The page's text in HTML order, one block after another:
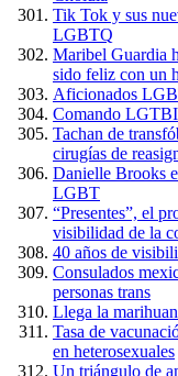
Tik Tok y sus
LGBTQ
Maribel Guardia
sido feliz con un
Aficionados
Comando
Tachan de
cirugías de
Danielle Brooks
LGBT
“Presentes”, el
visibilidad de la
40 años de
Consulados
personas trans
Llega la
Tasa de
en heterosexuales
Un triángulo de